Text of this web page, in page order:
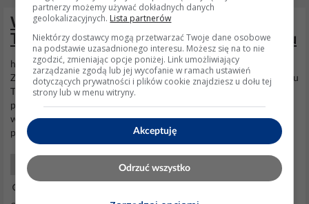
Wnętrze zegara/termometru/higrometru
TH06 i inżynieria wsteczna jego protokołu
https://obrazki.elektroda.pl/2059871200_... Witajcie moi drodzy.
Zapraszam na krótki test i teardown zegara/termometru/higrometru
Tuya TH06 LCD zasilanego z USB. Przedstawię tu krótko jego
parowanie z telefonem, funkcjonalność aplikacji mobilnej, jego
wnętrze oraz części z których jest złożony, a na koniec opiszę
proces inżynierii...
Smart Home Urządzenia
partnerzy możemy używać dokładnych danych
geolokalizacyjnych. Lista partnerów
Niektórzy dostawcy mogą przetwarzać Twoje dane osobowe
na podstawie uzasadnionego interesu. Możesz się na to nie
zgodzić, zmieniając opcje poniżej. Link umożliwiający
zarządzanie zgodą lub jej wycofanie w ramach ustawień
dotyczących prywatności i plików cookie znajdziesz u dołu tej
strony lub w menu witryny.
Akceptuję
Odrzuć wszystko